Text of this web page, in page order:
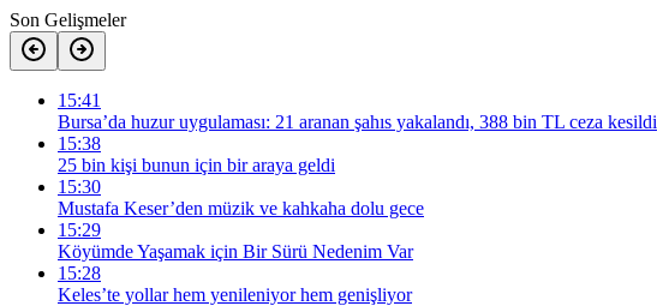
Son Gelişmeler
15:41
Bursa’da huzur uygulaması: 21 aranan şahıs yakalandı, 388 bin TL ceza kesildi
15:38
25 bin kişi bunun için bir araya geldi
15:30
Mustafa Keser’den müzik ve kahkaha dolu gece
15:29
Köyümde Yaşamak için Bir Sürü Nedenim Var
15:28
Keles’te yollar hem yenileniyor hem genişliyor